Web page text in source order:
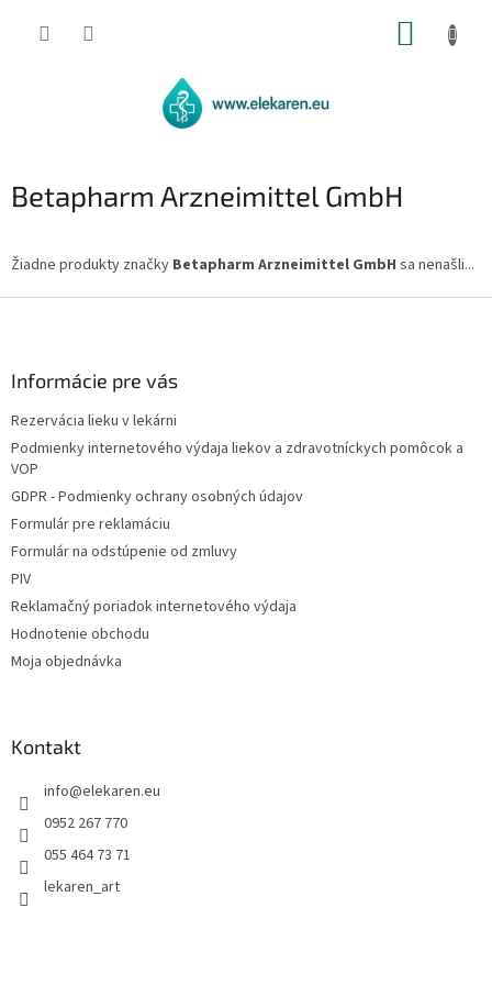
Betapharm Arzneimittel GmbH
Žiadne produkty značky Betapharm Arzneimittel GmbH sa nenašli...
Informácie pre vás
Rezervácia lieku v lekárni
Podmienky internetového výdaja liekov a zdravotníckych pomôcok a
VOP
GDPR - Podmienky ochrany osobných údajov
Formulár pre reklamáciu
Formulár na odstúpenie od zmluvy
PIV
Reklamačný poriadok internetového výdaja
Hodnotenie obchodu
Moja objednávka
Kontakt
info@elekaren.eu
0952 267 770
055 464 73 71
lekaren_art